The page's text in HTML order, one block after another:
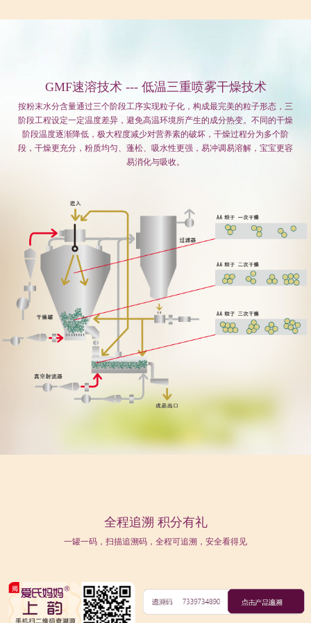
GMF速溶技术 --- 低温三重喷雾干燥技术
按粉末水分含量通过三个阶段工序实现粒子化，构成最完美的粒子形态，三
阶段工程设定一定温度差异，避免高温环境所产生的成分热变。不同的干燥
阶段温度逐渐降低，极大程度减少对营养素的破坏，干燥过程分为多个阶
段，干燥更充分，粉质均匀、蓬松、吸水性更强，易冲调易溶解，宝宝更容
易消化与吸收。
全程追溯 积分有礼
一罐一码，扫描追溯码，全程可追溯，安全看得见